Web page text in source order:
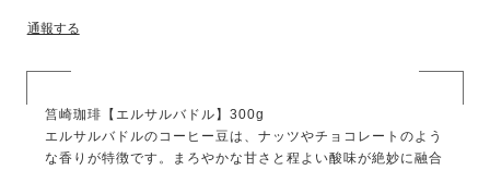
通報する
筥崎珈琲【エルサルバドル】300g
エルサルバドルのコーヒー豆は、ナッツやチョコレートのよう
な香りが特徴です。まろやかな甘さと程よい酸味が絶妙に融合